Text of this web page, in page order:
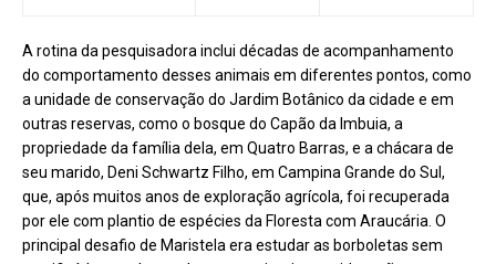
A rotina da pesquisadora inclui décadas de acompanhamento
do comportamento desses animais em diferentes pontos, como
a unidade de conservação do Jardim Botânico da cidade e em
outras reservas, como o bosque do Capão da Imbuia, a
propriedade da família dela, em Quatro Barras, e a chácara de
seu marido, Deni Schwartz Filho, em Campina Grande do Sul,
que, após muitos anos de exploração agrícola, foi recuperada
por ele com plantio de espécies da Floresta com Araucária. O
principal desafio de Maristela era estudar as borboletas sem